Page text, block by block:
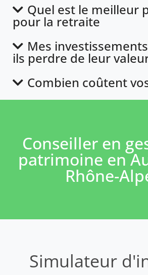
Quel est le meilleur
pour la retraite
Mes
ils perdre de leur
Combien coûtent
Conseiller en
patrimoine en
Rhône-
Simulateur